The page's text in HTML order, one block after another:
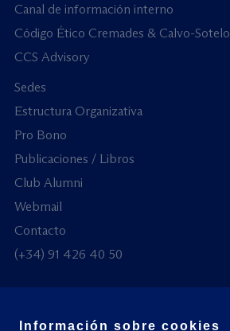
Canal de información interno
Código Ético Cremades & Calvo-Sotelo
CCS Advisory
Sedes
Estructura Organizativa
Pro Bono
Publicaciones / Libros
Club Alumni
Webmail
Contacto
(+34) 91 426 40 50
Información sobre cookies